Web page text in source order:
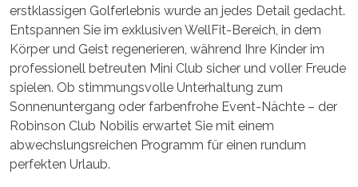
erstklassigen Golferlebnis wurde an jedes Detail gedacht.
Entspannen Sie im exklusiven WellFit-Bereich, in dem
Körper und Geist regenerieren, während Ihre Kinder im
professionell betreuten Mini Club sicher und voller Freude
spielen. Ob stimmungsvolle Unterhaltung zum
Sonnenuntergang oder farbenfrohe Event-Nächte – der
Robinson Club Nobilis erwartet Sie mit einem
abwechslungsreichen Programm für einen rundum
perfekten Urlaub.